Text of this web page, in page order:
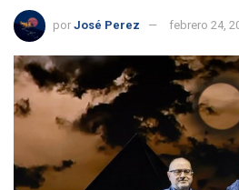
por José Perez febrero 24,